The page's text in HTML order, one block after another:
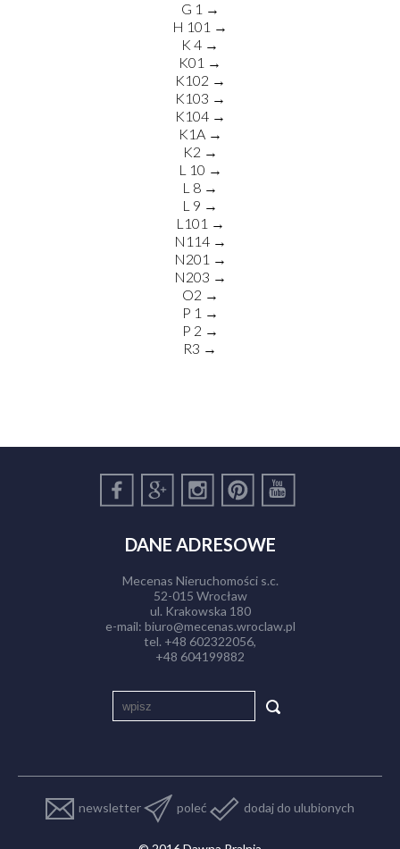
G 1 →
H 101 →
K 4 →
K01 →
K102 →
K103 →
K104 →
K1A →
K2 →
L 10 →
L 8 →
L 9 →
L101 →
N114 →
N201 →
N203 →
O2 →
P 1 →
P 2 →
R3 →
DANE ADRESOWE
Mecenas Nieruchomości s.c.
52-015 Wrocław
ul. Krakowska 180
e-mail: biuro@mecenas.wroclaw.pl
tel. +48 602322056,
+48 604199882
newsletter poleć dodaj do ulubionych